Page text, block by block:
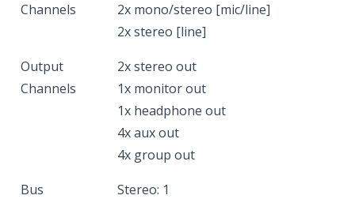
Channels
2x mono/stereo [mic/line]
2x stereo [line]
Output
Channels
2x stereo out
1x monitor out
1x headphone out
4x aux out
4x group out
Bus
Stereo: 1